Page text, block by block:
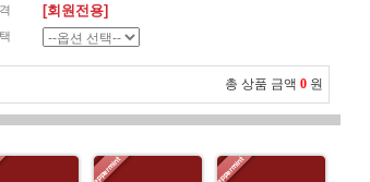
[회원전용]
총 상품 금액 0 원